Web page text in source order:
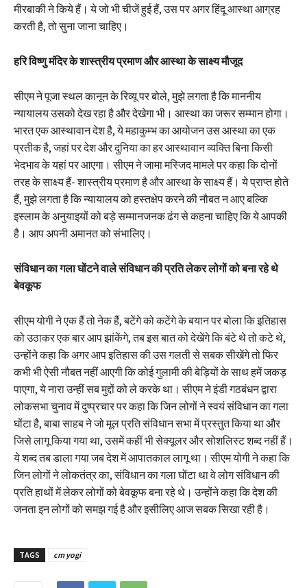
मीरबाकी ने किये हैं। ये जो भी चीजें हुई हैं, उस पर अगर हिंदू आस्था आग्रह
करती है, तो सुना जाना चाहिए।
हरि विष्णु मंदिर के शास्त्रीय प्रमाण और आस्था के साक्ष्य मौजूद
सीएम ने पूजा स्थल कानून के रिव्यू पर बोले, मुझे लगता है कि माननीय
न्यायालय उसको देख रहा है और देखेगा भी। आस्था का जरूर सम्मान होगा।
भारत एक आस्थावान देश है, ये महाकुम्भ का आयोजन उस आस्था का एक
प्रतीक है, जहां पर देश और दुनिया का हर आस्थावान व्यक्ति बिना किसी
भेदभाव के यहां पर आएगा। सीएम ने जामा मस्जिद मामले पर कहा कि दोनों
तरह के साक्ष्य हैं- शास्त्रीय प्रमाण है और आस्था के साक्ष्य हैं। ये प्राप्त होते
हैं, मुझे लगता है कि न्यायालय को हस्तक्षेप करने की नौबत न आए बल्कि
इस्लाम के अनुयाइयों को बड़े सम्मानजनक ढंग से कहना चाहिए कि ये आपकी
है। आप अपनी अमानत को संभालिए।
संविधान का गला घोंटने वाले संविधान की प्रति लेकर लोगों को बना रहे थे
बेवकूफ
सीएम योगी ने एक हैं तो नेक हैं, बटेंगे को कटेंगे के बयान पर बोला कि इतिहास
को उठाकर एक बार आप झांकेंगे, तब इस बात को देखेंगे कि बंटे थे तो कटे थे,
उन्होंने कहा कि अगर आप इतिहास की उस गलती से सबक सीखेंगे तो फिर
कभी भी ऐसी नौबत नहीं आएगी कि कोई गुलामी की बेड़ियों के साथ हमें जकड़
पाएगा, ये नारा उन्हीं सब मुद्दों को ले करके था। सीएम ने इंडी गठबंधन द्वारा
लोकसभा चुनाव में दुष्प्रचार पर कहा कि जिन लोगों ने स्वयं संविधान का गला
घोंटा है, बाबा साहब ने जो मूल प्रति संविधान सभा में प्रस्तुत किया था और
जिसे लागू किया गया था, उसमें कहीं भी सेक्यूलर और सोशलिस्ट शब्द नहीं हैं।
ये शब्द तब डाला गया जब देश में आपातकाल लागू था। सीएम योगी ने कहा कि
जिन लोगों ने लोकतंत्र का, संविधान का गला घोंटा था वे लोग संविधान की
प्रति हाथों में लेकर लोगों को बेवकूफ बना रहे थे। उन्होंने कहा कि देश की
जनता इन लोगों को समझ गई है और इसीलिए आज सबक सिखा रही है।
TAGS cm yogi